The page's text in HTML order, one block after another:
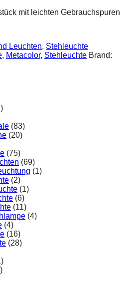
mit leichten Gebrauchspuren
Leuchten, Stehleuchte
, Metacolor, Stehleuchte Brand:
(83)
(20)
(75)
(69)
(1)
(2)
(1)
(6)
(11)
(4)
(4)
(16)
(28)